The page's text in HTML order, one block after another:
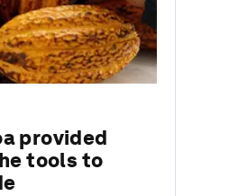
provided
tools to